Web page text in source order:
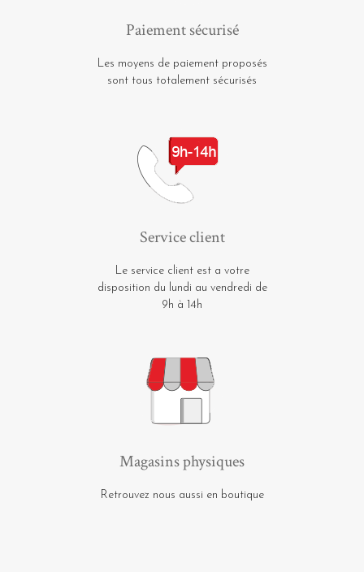
Paiement sécurisé
Les moyens de paiement proposés
sont tous totalement sécurisés
Service client
Le service client est a votre
disposition du lundi au vendredi de
9h à 14h
Magasins physiques
Retrouvez nous aussi en boutique